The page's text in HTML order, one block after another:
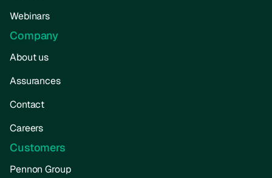
Webinars
Company
About us
Assurances
Contact
Careers
Customers
Pennon Group